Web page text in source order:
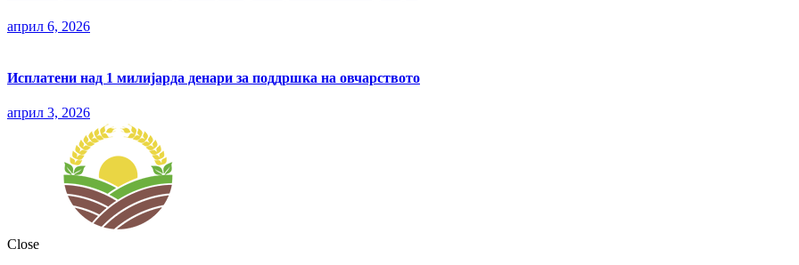
април 6, 2026
Исплатени над 1 милијарда денари за поддршка на овчарството
април 3, 2026
Close